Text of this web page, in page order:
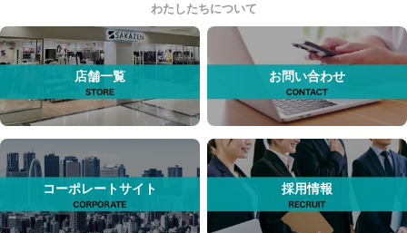
わたしたちについて
店舗一覧 お問い合わせ
コーポレートサイト 採用情報